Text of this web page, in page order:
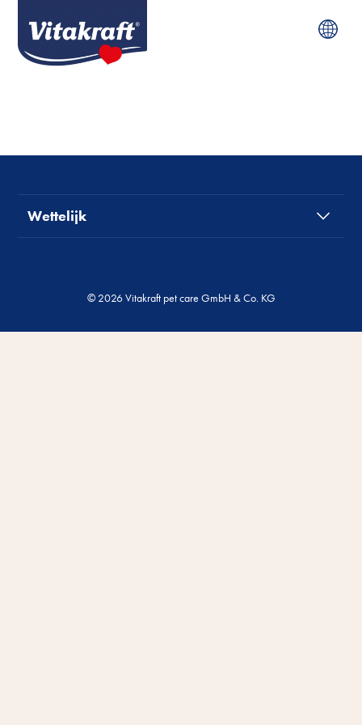
Wettelijk
© 2026 Vitakraft pet care GmbH & Co. KG